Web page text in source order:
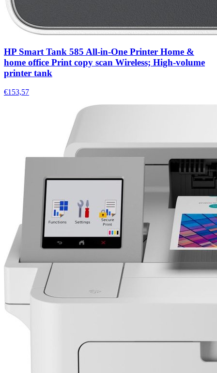
HP Smart Tank 585 All-in-One Printer Home &
home office Print copy scan Wireless; High-volume
printer tank
€153,57